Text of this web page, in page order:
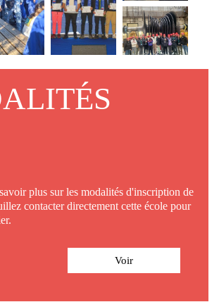
plus sur les modalités d'inscription de
contacter directement cette école pour
Voir